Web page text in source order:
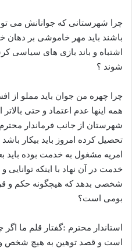
چرا شهرستانی که جوانانش می
باشند باید مهر خاموشی بر دهان
اشتباه و باند بازی های
شوند ؟
چرا چهره من جوان باید مملو از
همه اینها عدم اعتماد و حتی
شهرستان از جانب فرماندار
تحصیل کرده امروز باید بیکار
امریه مشغول به خدمت بوده باید
خدمت در آن نهاد با اینکه توانایی
شخصی بدهد که هیچگونه حکم و
بومی است؟
استاندار محترم :گفتار قلم ما
است و قصد توهین به هیچ شخص و